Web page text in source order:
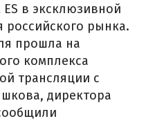
в эксклюзивной
российского рынка.
прошла на
комплекса
трансляции с
директора